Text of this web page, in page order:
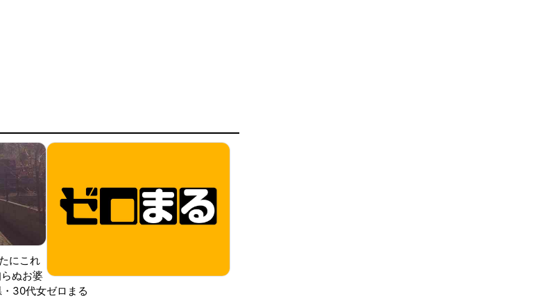
にこれ
ぬお婆
・30代女ゼロまる